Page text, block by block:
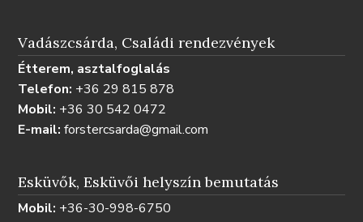
Vadászcsárda, Családi rendezvények
Étterem, asztalfoglalás
Telefon: +36 29 815 878
Mobil: +36 30 542 0472
E-mail: forstercsarda@gmail.com
Esküvők, Esküvői helyszín bemutatás
Mobil: +36-30-998-6750